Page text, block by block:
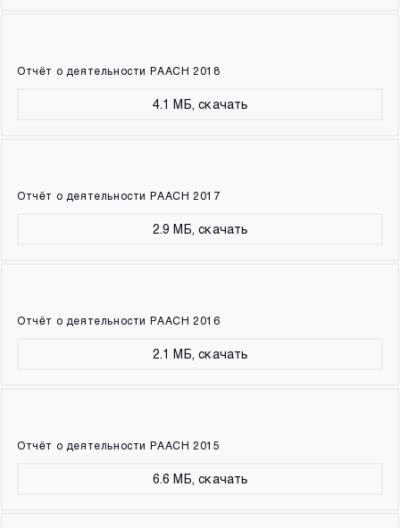
Отчёт о деятельности РААСН 2018
4.1 МБ, скачать
Отчёт о деятельности РААСН 2017
2.9 МБ, скачать
Отчёт о деятельности РААСН 2016
2.1 МБ, скачать
Отчёт о деятельности РААСН 2015
6.6 МБ, скачать